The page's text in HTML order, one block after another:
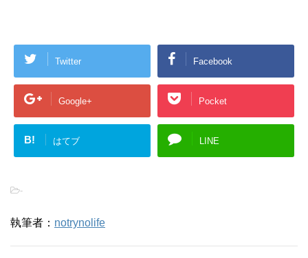
Twitter Facebook
Google+ Pocket
B! はてブ LINE
-
執筆者： notrynolife